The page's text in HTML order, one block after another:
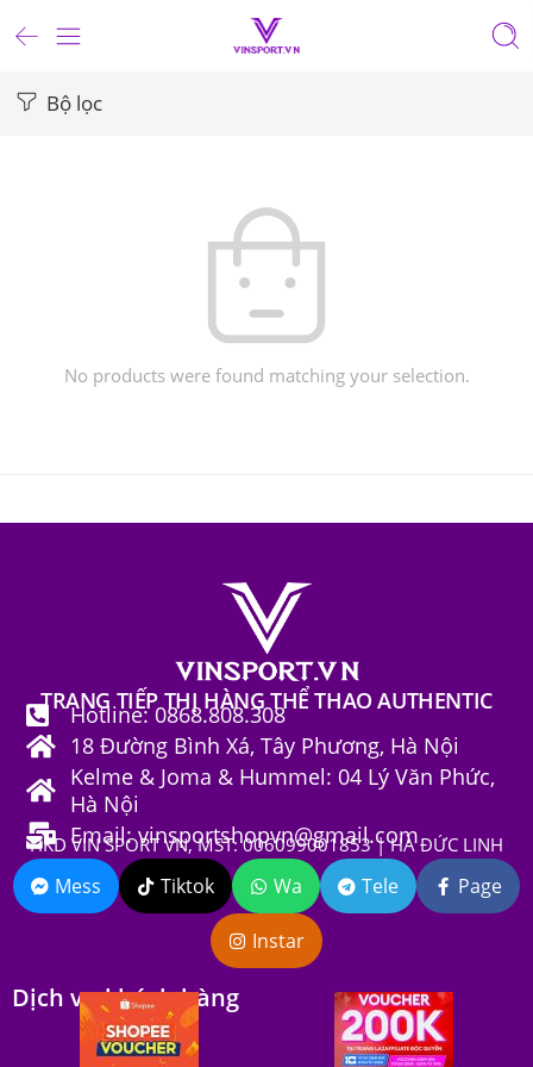
Bộ lọc
No products were found matching your selection.
TRANG TIẾP THỊ HÀNG THỂ THAO AUTHENTIC
Hotline: 0868.808.308
18 Đường Bình Xá, Tây Phương, Hà Nội
Kelme & Joma & Hummel: 04 Lý Văn Phức,
Hà Nội
Email: vinsportshopvn@gmail.com
HKD VIN SPORT VN, MST: 006099001853 | HÀ ĐỨC LINH
Mess Tiktok Wa Tele Page
Instar
Dịch vụ khách hàng